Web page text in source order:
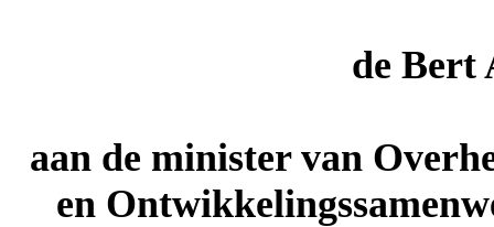
de Bert
aan de minister van
en